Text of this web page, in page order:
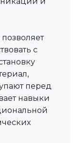
с
перед
навыки